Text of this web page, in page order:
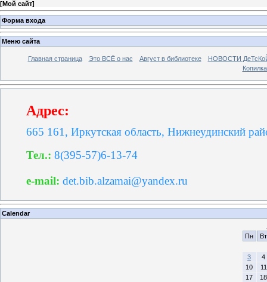
[Мой сайт]
Форма входа
Меню сайта
Главная страница Это ВСЁ о нас Август в библиотеке
НОВОСТИ
Адрес:
665 161, Иркутская область, Нижнеудинский
Тел.: 8(395-57)6-13-74
e-mail: det.bib.alzamai@yandex.ru
Calendar
Пн
Вт
3
4
10
11
17
18